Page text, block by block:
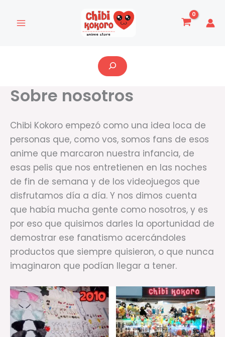
Sobre nosotros
Chibi Kokoro empezó como una idea loca de
personas que, como vos, somos fans de esos
anime que marcaron nuestra infancia, de
esas pelis que nos entretienen en las noches
de fin de semana y de los videojuegos que
disfrutamos día a día. Y nos dimos cuenta
que había mucha gente como nosotros, y es
por eso que quisimos darles la oportunidad de
demostrar ese fanatismo acercándoles
productos que siempre quisieron, o que nunca
imaginaron que podían llegar a tener.